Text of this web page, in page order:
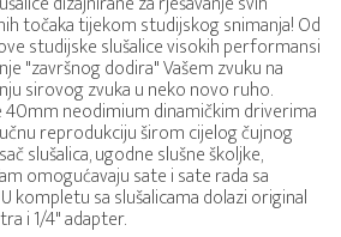
točaka tijekom studijskog snimanja! Od
studijske slušalice visokih performansi
"završnog dodira" Vašem zvuku na
sirovog zvuka u neko novo ruho.
neodimium dinamičkim driverima
reprodukciju širom cijelog čujnog
slušalica, ugodne slušne školjke,
omogućavaju sate i sate rada sa
kompletu sa slušalicama dolazi original
i 1/4" adapter.